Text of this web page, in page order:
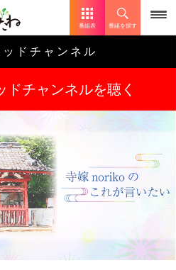
番組表 番組を探す
ッドチャンネル
ドチャンネルを聴く